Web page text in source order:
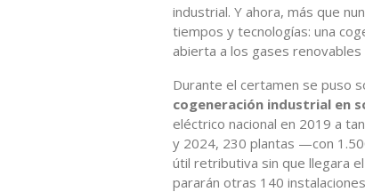
industrial. Y ahora, más que
tiempos y tecnologías: una
abierta a los gases
Durante el certamen se puso
cogeneración industrial en
eléctrico nacional en 2019 a
y 2024, 230 plantas —con
útil retributiva sin que llegara
pararán otras 140